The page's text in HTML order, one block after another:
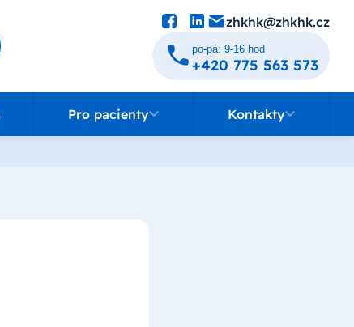
zhkhk@zhkhk.cz
po-pá: 9-16 hod
+420 775 563 573
Pro pacienty Kontakty